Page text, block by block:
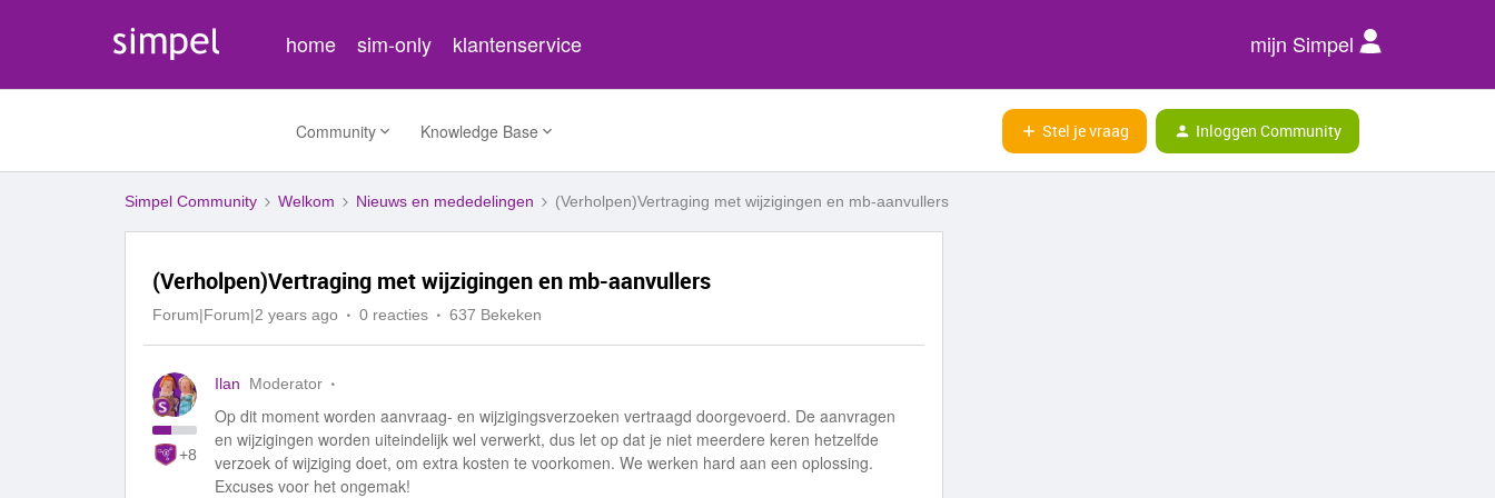
home sim-only klantenservice mijn Simpel
Community Knowledge Base Stel je vraag Inloggen Community
Simpel Community Welkom Nieuws en mededelingen (Verholpen)Vertraging met wijzigingen en mb-aanvullers
(Verholpen)Vertraging met wijzigingen en mb-aanvullers
Forum|Forum|2 years ago 0 reacties 637 Bekeken
+8
Ilan Moderator
Op dit moment worden aanvraag- en wijzigingsverzoeken vertraagd doorgevoerd. De aanvragen
en wijzigingen worden uiteindelijk wel verwerkt, dus let op dat je niet meerdere keren hetzelfde
verzoek of wijziging doet, om extra kosten te voorkomen. We werken hard aan een oplossing.
Excuses voor het ongemak!